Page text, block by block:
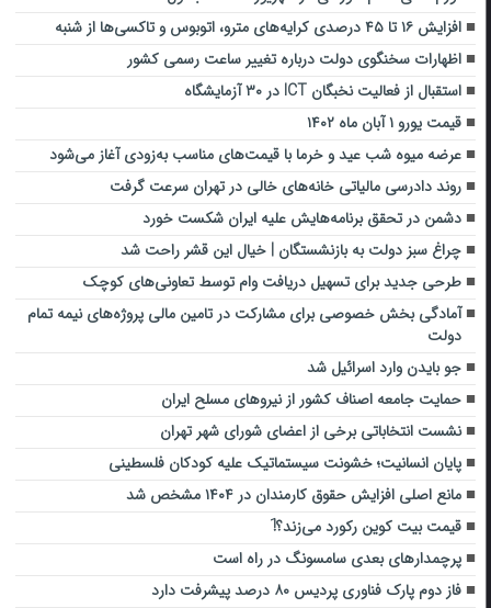
افزایش ۱۶ تا ۴۵ درصدی کرایه‌های مترو، اتوبوس و تاکسی‌ها از شنبه
اظهارات سخنگوی دولت درباره تغییر ساعت رسمی کشور
استقبال از فعالیت نخبگان ICT در ۳۰ آزمایشگاه
قیمت یورو ۱ آبان ماه ۱۴۰۲
عرضه میوه شب عید و خرما با قیمت‌های مناسب به‌زودی آغاز می‌شود
روند دادرسی مالیاتی خانه‌های خالی در تهران سرعت گرفت
دشمن در تحقق برنامه‌هایش علیه ایران شکست خورد
چراغ سبز دولت به بازنشستگان | خیال این قشر راحت شد
طرحی جدید برای تسهیل دریافت وام‌ توسط تعاونی‌های کوچک
آمادگی بخش خصوصی برای مشارکت در تامین مالی پروژه‌های نیمه تمام
دولت
جو بایدن وارد اسرائیل شد
حمایت جامعه اصناف کشور از نیروهای مسلح ایران
نشست انتخاباتی برخی از اعضای شورای شهر تهران
پایان انسانیت؛ خشونت سیستماتیک علیه کودکان فلسطینی
مانع اصلی افزایش حقوق کارمندان در ۱۴۰۴ مشخص شد
قیمت بیت کوین رکورد می‌زند؟!َ
پرچمدارهای بعدی سامسونگ در راه است
فاز دوم پارک فناوری پردیس ۸۰ درصد پیشرفت دارد